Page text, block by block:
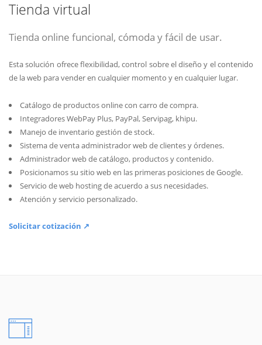
Tienda virtual
Tienda online funcional, cómoda y fácil de usar.
Esta solución ofrece flexibilidad, control sobre el diseño y el contenido
de la web para vender en cualquier momento y en cualquier lugar.
Catálogo de productos online con carro de compra.
Integradores WebPay Plus, PayPal, Servipag, khipu.
Manejo de inventario gestión de stock.
Sistema de venta administrador web de clientes y órdenes.
Administrador web de catálogo, productos y contenido.
Posicionamos su sitio web en las primeras posiciones de Google.
Servicio de web hosting de acuerdo a sus necesidades.
Atención y servicio personalizado.
Solicitar cotización ↗